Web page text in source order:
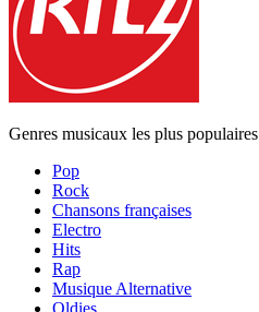
Genres musicaux les plus populaires
Pop
Rock
Chansons françaises
Electro
Hits
Rap
Musique Alternative